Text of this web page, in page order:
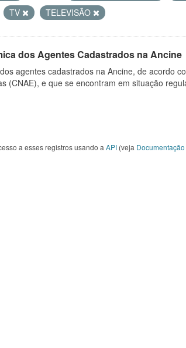
TV TELEVISÃO
dos Agentes Cadastrados na Ancine
agentes cadastrados na Ancine, de acordo
(CNAE), e que se encontram em situação
a esses registros usando a API (veja